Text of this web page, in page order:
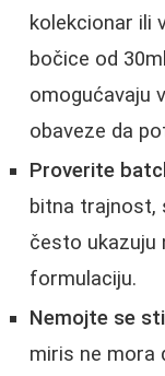
kolekcionar ili
bočice od
omogućavaju
obaveze da
Proverite
bitna trajnost,
često ukazuju
formulaciju.
Nemojte se
miris ne mora